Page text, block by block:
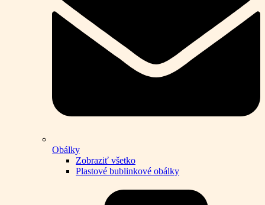
Obálky
Zobraziť všetko
Plastové bublinkové obálky